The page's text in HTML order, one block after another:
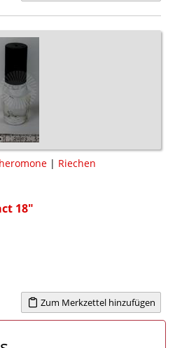
| Riechen
18"
Zum Merkzettel hinzufügen